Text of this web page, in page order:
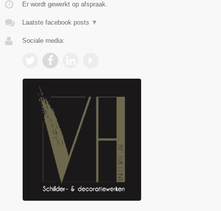
Er wordt gewerkt op afspraak.
Laatste facebook posts ▼
Sociale media: